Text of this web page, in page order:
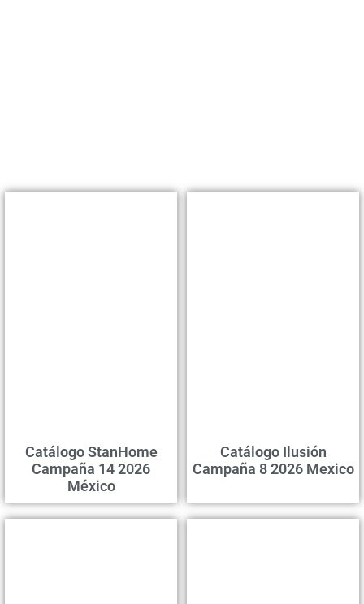
Сatálogo StanHome
Campaña 14 2026
México
Catálogo Ilusión
Campaña 8 2026 Mexico